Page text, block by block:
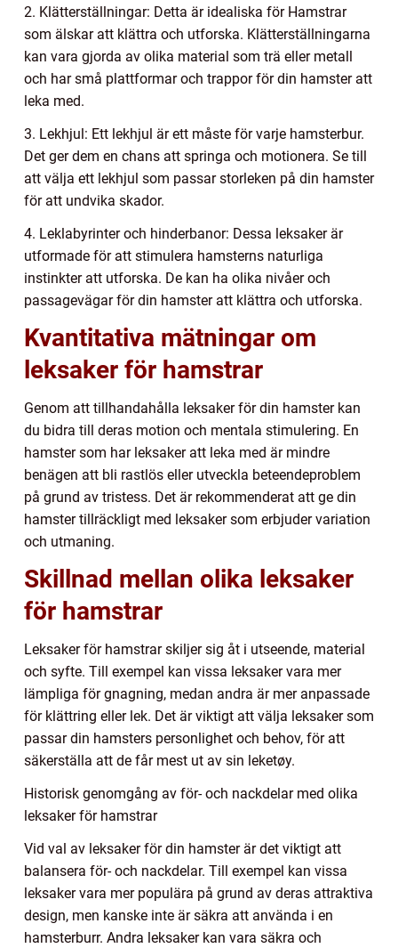
2. Klätterställningar: Detta är idealiska för Hamstrar
som älskar att klättra och utforska. Klätterställningarna
kan vara gjorda av olika material som trä eller metall
och har små plattformar och trappor för din hamster att
leka med.
3. Lekhjul: Ett lekhjul är ett måste för varje hamsterbur.
Det ger dem en chans att springa och motionera. Se till
att välja ett lekhjul som passar storleken på din hamster
för att undvika skador.
4. Leklabyrinter och hinderbanor: Dessa leksaker är
utformade för att stimulera hamsterns naturliga
instinkter att utforska. De kan ha olika nivåer och
passagevägar för din hamster att klättra och utforska.
Kvantitativa mätningar om
leksaker för hamstrar
Genom att tillhandahålla leksaker för din hamster kan
du bidra till deras motion och mentala stimulering. En
hamster som har leksaker att leka med är mindre
benägen att bli rastlös eller utveckla beteendeproblem
på grund av tristess. Det är rekommenderat att ge din
hamster tillräckligt med leksaker som erbjuder variation
och utmaning.
Skillnad mellan olika leksaker
för hamstrar
Leksaker för hamstrar skiljer sig åt i utseende, material
och syfte. Till exempel kan vissa leksaker vara mer
lämpliga för gnagning, medan andra är mer anpassade
för klättring eller lek. Det är viktigt att välja leksaker som
passar din hamsters personlighet och behov, för att
säkerställa att de får mest ut av sin leketøy.
Historisk genomgång av för- och nackdelar med olika
leksaker för hamstrar
Vid val av leksaker för din hamster är det viktigt att
balansera för- och nackdelar. Till exempel kan vissa
leksaker vara mer populära på grund av deras attraktiva
design, men kanske inte är säkra att använda i en
hamsterburr. Andra leksaker kan vara säkra och